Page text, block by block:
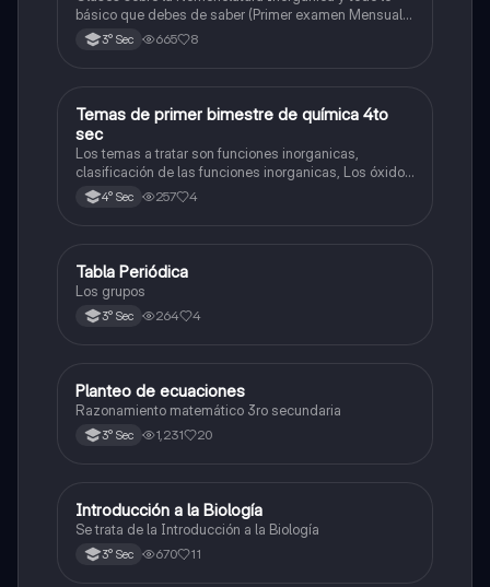
básico que debes de saber (Primer examen Mensual
2025)3° Sec 665 8
Química
Temas de primer bimestre de química 4to
sec
Los temas a tratar son funciones inorganicas,
clasificación de las funciones inorganicas, Los óxidos
y los óxidos ácidos
4° Sec 257 4
Química
Tabla Periódica
Los grupos
3° Sec 264 4
Matemáticas
Planteo de ecuaciones
Razonamiento matemático 3ro secundaria
3° Sec 1,231 20
Biología
Introducción a la Biología
Se trata de la Introducción a la Biología
3° Sec 670 11